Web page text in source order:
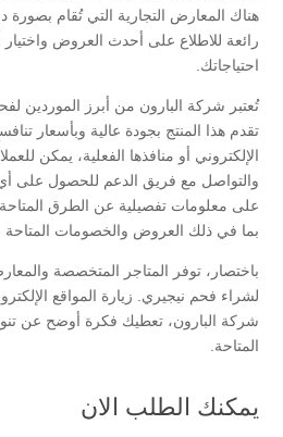
هناك المعارض التجارية التي تُقام بصورة
رائعة للاطلاع على أحدث العروض واختيار
احتياجاتك.
تُعتبر شركة البارون من أبرز الموردين
تقدم هذا المنتج بجودة عالية وبأسعار
الإلكتروني أو منافذها الفعلية، يمكن
والتواصل مع فريق الدعم للحصول على
على معلومات تفصيلية عن الطرق
بما في ذلك العروض والخصومات المتاحة
باختصار، توفر المتاجر المتخصصة
لشراء فحم نيجيري. زيارة المواقع
شركة البارون، تعطيك فكرة أوضح عن
المتاحة.
يمكنك الطلب الان